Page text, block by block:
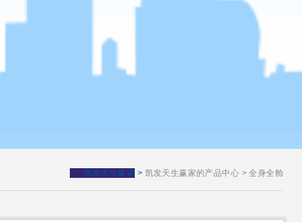
凯发天生赢家 > 凯发天生赢家的产品中心 > 全身全舱